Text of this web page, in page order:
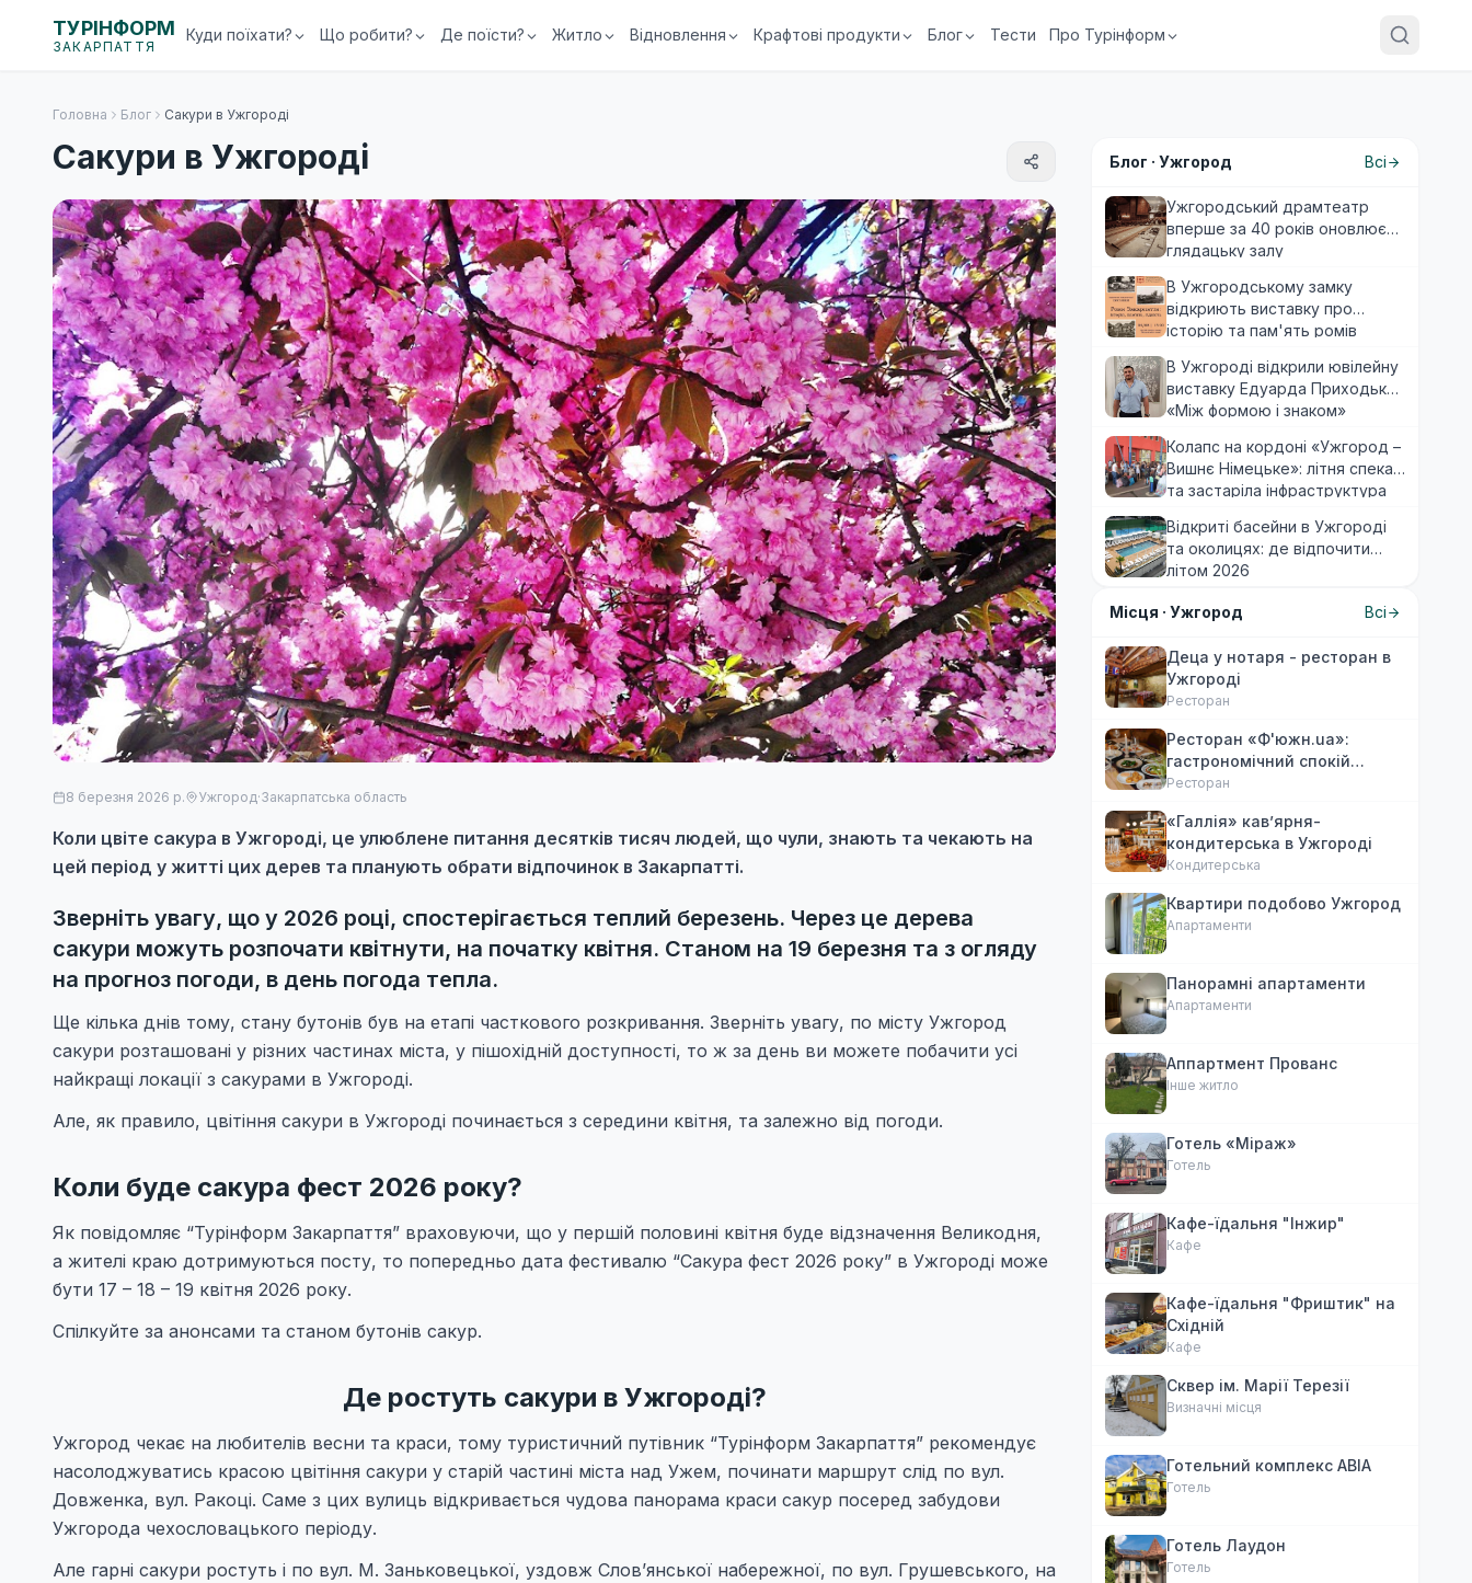
ТУРІНФОРМ
ЗАКАРПАТТЯ
Куди поїхати? Що робити? Де поїсти? Житло Відновлення Крафтові продукти Блог Тести Про Турінформ
Головна Блог Сакури в Ужгороді
Сакури в Ужгороді
8 березня 2026 р. Ужгород·Закарпатська область
Коли цвіте сакура в Ужгороді, це улюблене питання десятків тисяч людей, що чули, знають та чекають на
цей період у житті цих дерев та планують обрати відпочинок в Закарпатті.
Зверніть увагу, що у 2026 році, спостерігається теплий березень. Через це дерева
сакури можуть розпочати квітнути, на початку квітня. Станом на 19 березня та з огляду
на прогноз погоди, в день погода тепла.
Ще кілька днів тому, стану бутонів був на етапі часткового розкривання. Зверніть увагу, по місту Ужгород
сакури розташовані у різних частинах міста, у пішохідній доступності, то ж за день ви можете побачити усі
найкращі локації з сакурами в Ужгороді.
Але, як правило, цвітіння сакури в Ужгороді починається з середини квітня, та залежно від погоди.
Коли буде сакура фест 2026 року?
Як повідомляє “Турінформ Закарпаття” враховуючи, що у першій половині квітня буде відзначення Великодня,
а жителі краю дотримуються посту, то попередньо дата фестивалю “Сакура фест 2026 року” в Ужгороді може
бути 17 – 18 – 19 квітня 2026 року.
Спілкуйте за анонсами та станом бутонів сакур.
Де ростуть сакури в Ужгороді?
Ужгород чекає на любителів весни та краси, тому туристичний путівник “Турінформ Закарпаття” рекомендує
насолоджуватись красою цвітіння сакури у старій частині міста над Ужем, починати маршрут слід по вул.
Довженка, вул. Ракоці. Саме з цих вулиць відкривається чудова панорама краси сакур посеред забудови
Ужгорода чехословацького періоду.
Але гарні сакури ростуть і по вул. М. Заньковецької, уздовж Слов’янської набережної, по вул. Грушевського, на
Блог · Ужгород Всі
Ужгородський драмтеатр
вперше за 40 років оновлює
глядацьку залу
В Ужгородському замку
відкриють виставку про
історію та пам'ять ромів
В Ужгороді відкрили ювілейну
виставку Едуарда Приходька
«Між формою і знаком»
Колапс на кордоні «Ужгород –
Вишнє Німецьке»: літня спека
та застаріла інфраструктура
Відкриті басейни в Ужгороді
та околицях: де відпочити
літом 2026
Місця · Ужгород Всі
Деца у нотаря - ресторан в
Ужгороді
Ресторан
Ресторан «Ф'южн.ua»:
гастрономічний спокій
Ужгорода. Авторська
Ресторан
«Галлія» кав’ярня-
кондитерська в Ужгороді
Кондитерська
Квартири подобово Ужгород
Апартаменти
Панорамні апартаменти
Апартаменти
Аппартмент Прованс
Інше житло
Готель «Міраж»
Готель
Кафе-їдальня "Інжир"
Кафе
Кафе-їдальня "Фриштик" на
Східній
Кафе
Сквер ім. Марії Терезії
Визначні місця
Готельний комплекс АВІА
Готель
Готель Лаудон
Готель